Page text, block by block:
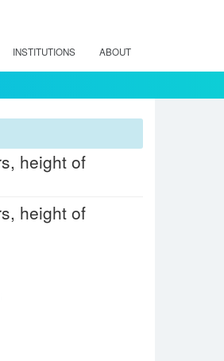
INSTITUTIONS ABOUT
height of
height of